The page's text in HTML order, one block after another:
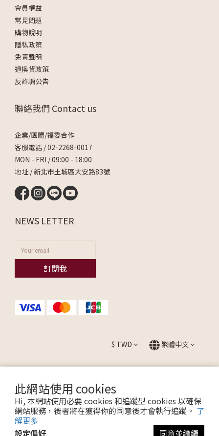
此網站使用 cookies
Hi, 本網站使用必要 cookies 和追蹤型 cookies 以確保
網站服務，後者將在獲得你的同意後才會執行追蹤。 了
解更多
設定偏好
同意並繼續
會員權益
常見問題
購物說明
隱私政策
免責聲明
退換貨政策
反詐騙公告
聯絡我們 Contact us
企業/團體/福委合作
客服電話 /02-2268-0017
MON - FRI / 09:00 - 18:00
地址 / 新北市土城區大安路83號
NEWS LETTER
訂閱我
$ TWD 繁體中文
提醒您，我們不會以電話或簡訊方式通知變更付款方式。
Copyright © 2026 ALLEZ. All Rights Reserved.